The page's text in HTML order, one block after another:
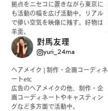
拠点をニセコに置きながら東京に
も活動の幅を広げ活動中。リアル
で儚い空気を映像に残す。好物は
羊羹。
對馬友理
yuri_24ma
ヘアメイク | 制作・企画コーディネ
ートetc
広告のヘアメイクの他、制作・企
画コーディネートやキャスティン
グなど多方面で活動中。